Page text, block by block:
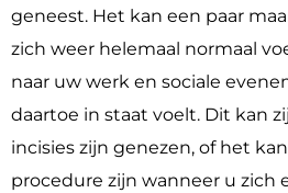
geneest. Het kan een paar
zich weer helemaal normaal
naar uw werk en sociale
daartoe in staat voelt. Dit kan
incisies zijn genezen, of het
procedure zijn wanneer u zich